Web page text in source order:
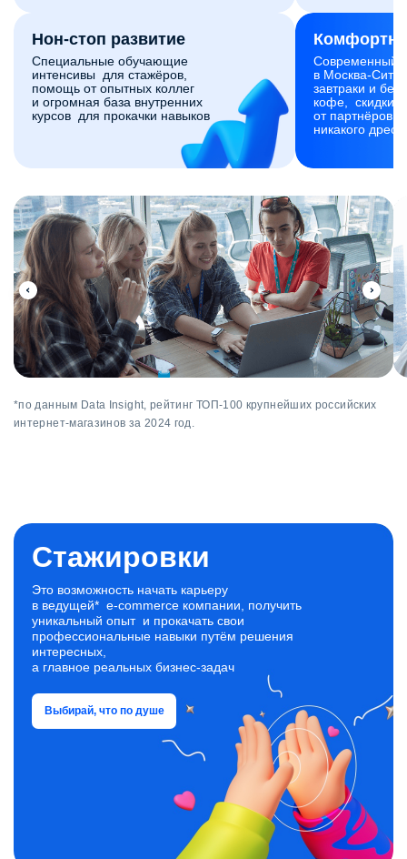
Нон-стоп развитие
Специальные обучающие
интенсивы для стажёров,
помощь от опытных коллег
и огромная база внутренних
курсов для прокачки навыков
Современный
в Москва-Сити,
завтраки и
кофе, скидки
от партнёров.
никакого
*по данным Data Insight, рейтинг ТОП-100 крупнейших российских
интернет-магазинов за 2024 год.
Стажировки
Это возможность начать карьеру
в ведущей* e‑commerce компании, получить
уникальный опыт и прокачать свои
профессиональные навыки путём решения
интересных,
а главное реальных бизнес‑задач
Выбирай, что по душе